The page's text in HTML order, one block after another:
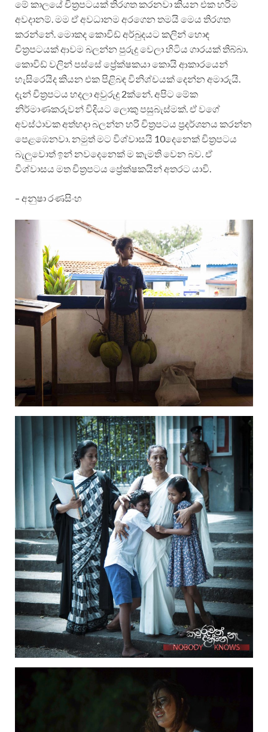
මේ කාලයේ චිත්‍රපටයක් තිරගත කරනවා කියන එක හරිම
අවදානම්. මම ඒ අවධානම අරගෙන තමයි මෙය තිරගත
කරන්නේ. මොකද කොවිඩ් අර්බුදයට කලින් හොඳ
චිත්‍රපටයක් ආවම බලන්න පුරුදු වෙලා හිටිය ගාරයක් තිබ්බා.
කොවිඩ් වලින් පස්සේ ප්‍රේක්ෂකයා කොයි ආකාරයෙන්
හැසිරෙයිද කියන එක පිළිබඳ විනිශ්චයක් දෙන්න අමාරුයි.
දැන් චිත්‍රපටය හදලා අවුරුදු 2ක්නේ. අපිට මේක
නිර්මාණකරුවන් විදියට ලොකු පසුබැස්මක්. ඒ වගේ
අවස්ථාවක අත්හදා බලන්න හරි චිත්‍රපටය ප්‍රදර්ශනය කරන්න
පෙළඹෙනවා. නමුත් මට විශ්වාසයි 10දෙනෙක් චිත්‍රපටය
බැලුවොත් ඉන් නවදෙනෙක් ම කැමති වෙන බව. ඒ
විශ්වාසය මත චිත්‍රපටය ප්‍රේක්ෂකයින් අතරට යාවි.
– අනුෂා රණසිංහ